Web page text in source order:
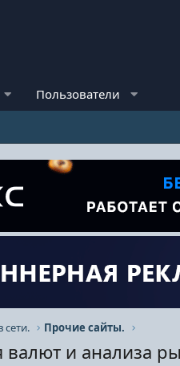
Пользователи
сети. Прочие сайты.
валют и анализа